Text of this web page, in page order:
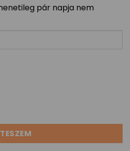
pár napja nem
(5 keretszín, 10 alapszín)